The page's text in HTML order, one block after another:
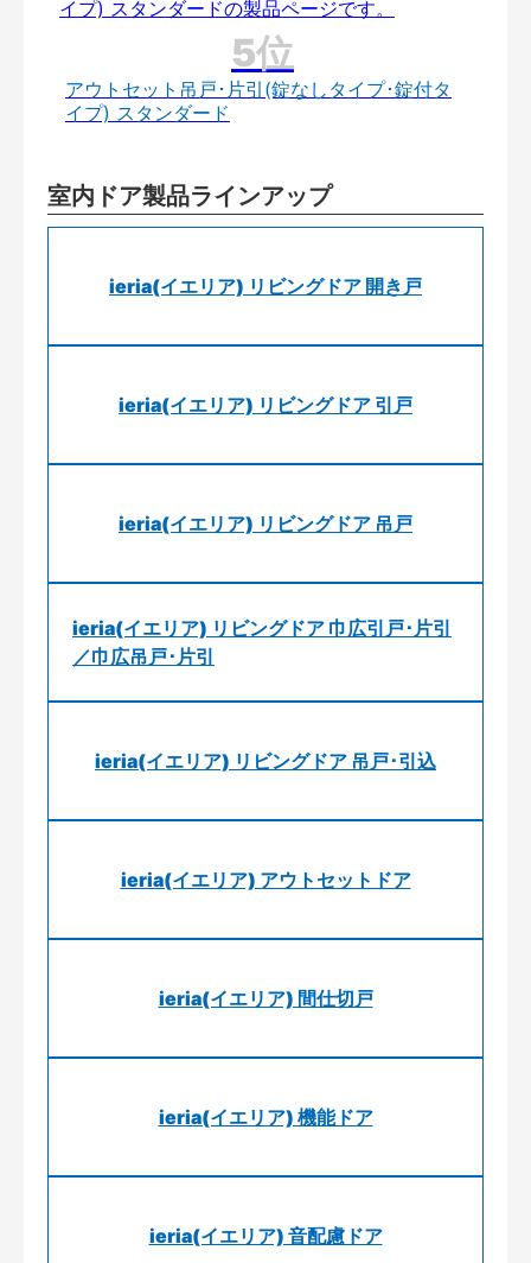
アウトセット吊戸･片引(錠なしタイプ･錠付タ
イプ) スタンダード
室内ドア製品ラインアップ
ieria(イエリア) リビングドア 開き戸
ieria(イエリア) リビングドア 引戸
ieria(イエリア) リビングドア 吊戸
ieria(イエリア) リビングドア 巾広引戸･片引
／巾広吊戸･片引
ieria(イエリア) リビングドア 吊戸･引込
ieria(イエリア) アウトセットドア
ieria(イエリア) 間仕切戸
ieria(イエリア) 機能ドア
ieria(イエリア) 音配慮ドア